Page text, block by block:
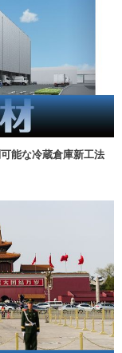
能な冷蔵倉庫新工法